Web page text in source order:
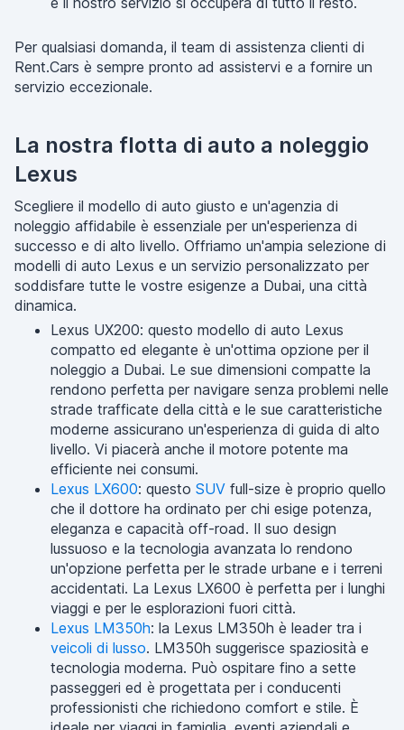
Per qualsiasi domanda, il team di assistenza clienti di
Rent.Cars è sempre pronto ad assistervi e a fornire un
servizio eccezionale.
La nostra flotta di auto a noleggio
Lexus
Scegliere il modello di auto giusto e un'agenzia di
noleggio affidabile è essenziale per un'esperienza di
successo e di alto livello. Offriamo un'ampia selezione di
modelli di auto Lexus e un servizio personalizzato per
soddisfare tutte le vostre esigenze a Dubai, una città
dinamica.
Lexus UX200: questo modello di auto Lexus
compatto ed elegante è un'ottima opzione per il
noleggio a Dubai. Le sue dimensioni compatte la
rendono perfetta per navigare senza problemi nelle
strade trafficate della città e le sue caratteristiche
moderne assicurano un'esperienza di guida di alto
livello. Vi piacerà anche il motore potente ma
efficiente nei consumi.
Lexus LX600: questo SUV full-size è proprio quello
che il dottore ha ordinato per chi esige potenza,
eleganza e capacità off-road. Il suo design
lussuoso e la tecnologia avanzata lo rendono
un'opzione perfetta per le strade urbane e i terreni
accidentati. La Lexus LX600 è perfetta per i lunghi
viaggi e per le esplorazioni fuori città.
Lexus LM350h: la Lexus LM350h è leader tra i
veicoli di lusso. LM350h suggerisce spaziosità e
tecnologia moderna. Può ospitare fino a sette
passeggeri ed è progettata per i conducenti
professionisti che richiedono comfort e stile. È